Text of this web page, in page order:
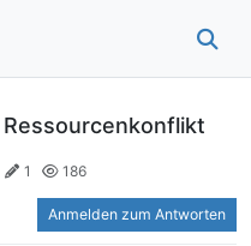
1 186
Anmelden zum Antworten